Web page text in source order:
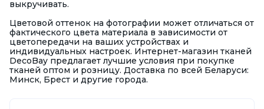
выкручивать.
Цветовой оттенок на фотографии может отличаться от
фактического цвета материала в зависимости от
цветопередачи на ваших устройствах и
индивидуальных настроек. Интернет-магазин тканей
DecoBay предлагает лучшие условия при покупке
тканей оптом и розницу. Доставка по всей Беларуси:
Минск, Брест и другие города.